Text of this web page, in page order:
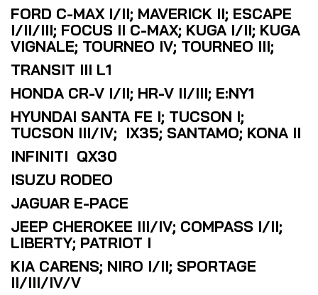
FORD C-MAX I/II; MAVERICK II; ESCAPE
I/II/III; FOCUS II C-MAX; KUGA I/II; KUGA
VIGNALE; TOURNEO IV; TOURNEO III;
TRANSIT III L1
HONDA CR-V I/II; HR-V II/III; E:NY1
HYUNDAI SANTA FE I; TUCSON I;
TUCSON III/IV; IX35; SANTAMO; KONA II
INFINITI QX30
ISUZU RODEO
JAGUAR E-PACE
JEEP CHEROKEE III/IV; COMPASS I/II;
LIBERTY; PATRIOT I
KIA CARENS; NIRO I/II; SPORTAGE
II/III/IV/V